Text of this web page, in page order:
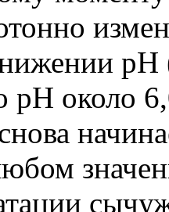
pH
pH около